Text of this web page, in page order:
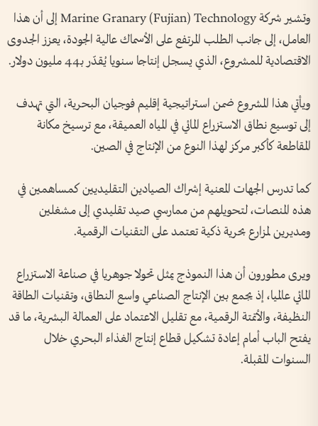
وتشير شركة Marine Granary (Fujian) Technology إلى أن هذا
العامل، إلى جانب الطلب المرتفع على الأسماك عالية الجودة، يعزز الجدوى
الاقتصادية للمشروع، الذي يسجل إنتاجا سنويا يُقدّر بـ44 مليون دولار.
ويأتي هذا المشروع ضمن استراتيجية إقليم فوجيان البحرية، التي تهدف
إلى توسيع نطاق الاستزراع المائي في المياه العميقة، مع ترسيخ مكانة
المقاطعة كأكبر مركز لهذا النوع من الإنتاج في الصين.
كما تدرس الجهات المعنية إشراك الصيادين التقليديين كمساهمين في
هذه المنصات، لتحويلهم من ممارسي صيد تقليدي إلى مشغلين
ومديرين لمزارع بحرية ذكية تعتمد على التقنيات الرقمية.
ويرى مطورون أن هذا النموذج يمثل تحولا جوهريا في صناعة الاستزراع
المائي عالميا، إذ يجمع بين الإنتاج الصناعي واسع النطاق، وتقنيات الطاقة
النظيفة، والأتمتة الرقمية، مع تقليل الاعتماد على العمالة البشرية، ما قد
يفتح الباب أمام إعادة تشكيل قطاع إنتاج الغذاء البحري خلال
السنوات المقبلة.